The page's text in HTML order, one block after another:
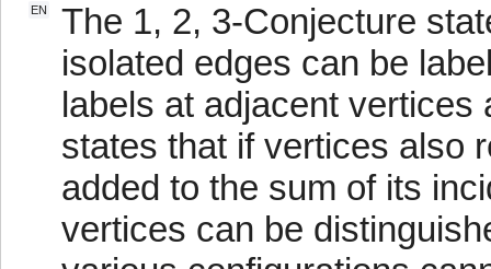
EN
The 1, 2, 3-Conjecture
isolated edges can be
labels at adjacent vertices
states that if vertices also
added to the sum of its
vertices can be